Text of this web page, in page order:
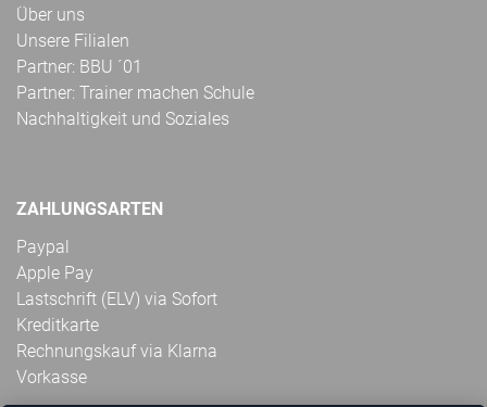
Über uns
Unsere Filialen
Partner: BBU ´01
Partner: Trainer machen Schule
Nachhaltigkeit und Soziales
ZAHLUNGSARTEN
Paypal
Apple Pay
Lastschrift (ELV) via Sofort
Kreditkarte
Rechnungskauf via Klarna
Vorkasse